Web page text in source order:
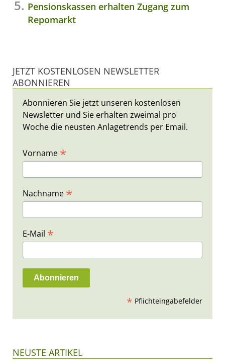
Pensionskassen erhalten Zugang zum
Repomarkt
JETZT KOSTENLOSEN NEWSLETTER
ABONNIEREN
Abonnieren Sie jetzt unseren kostenlosen
Newsletter und Sie erhalten zweimal pro
Woche die neusten Anlagetrends per Email.
Vorname *
Nachname *
E-Mail *
* Pflichteingabefelder
NEUSTE ARTIKEL